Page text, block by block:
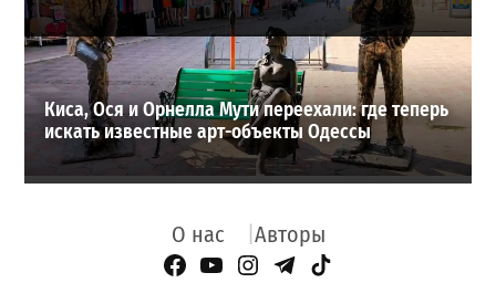
Киса, Ося и Орнелла Мути переехали: где теперь
искать известные арт-объекты Одессы
О нас Авторы
Facebook Page
YouTube
Instagram
Telegram
TikTok